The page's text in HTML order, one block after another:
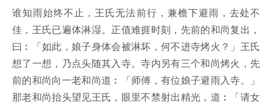
谁知雨始终不止，王氏无法前行，兼檐下避雨，去处不
佳，王氏已遍体淋湿。正值难捱时刻，先前的和尚复出，
曰︰「如此，娘子身体会被淋坏，何不进寺烤火？」王氏
想了一想，乃点头随其入寺。寺内另有三个和尚烤火，先
前的和尚向一老和尚道︰「师傅，有位娘子避雨入寺。」
那老和尚抬头望见王氏，眼里不禁射出精光，道︰「请女